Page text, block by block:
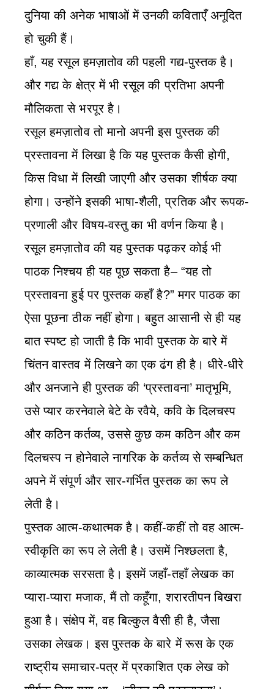
दुनिया की अनेक भाषाओं में उनकी कविताएँ अनूदित
हो चुकी हैं।
हाँ, यह रसूल हमज़ातोव की पहली गद्य-पुस्तक है।
और गद्य के क्षेत्र में भी रसूल की प्रतिभा अपनी
मौलिकता से भरपूर है।
रसूल हमज़ातोव तो मानो अपनी इस पुस्तक की
प्रस्तावना में लिखा है कि यह पुस्तक कैसी होगी,
किस विधा में लिखी जाएगी और उसका शीर्षक क्या
होगा। उन्होंने इसकी भाषा-शैली, प्रतिक और रूपक-
प्रणाली और विषय-वस्तु का भी वर्णन किया है।
रसूल हमज़ातोव की यह पुस्तक पढ़कर कोई भी
पाठक निश्‍चय ही यह पूछ सकता है– “यह तो
प्रस्तावना हुई पर पुस्तक कहाँ है?” मगर पाठक का
ऐसा पूछना ठीक नहीं होगा। बहुत आसानी से ही यह
बात स्पष्‍ट हो जाती है कि भावी पुस्तक के बारे में
चिंतन वास्तव में लिखने का एक ढंग ही है। धीरे-धीरे
और अनजाने ही पुस्तक की ‘प्रस्तावना’ मातृभूमि,
उसे प्यार करनेवाले बेटे के रवैये, कवि के दिलचस्प
और कठिन कर्तव्य, उससे कुछ कम कठिन और कम
दिलचस्प न होनेवाले नागरिक के कर्तव्य से सम्बन्धित
अपने में संपूर्ण और सार-गर्भित पुस्तक का रूप ले
लेती है।
पुस्तक आत्म-कथात्मक है। कहीं-कहीं तो वह आत्म-
स्वीकृति का रूप ले लेती है। उसमें निश्छलता है,
काव्यात्मक सरसता है। इसमें जहाँ-तहाँ लेखक का
प्यारा-प्यारा मजाक, मैं तो कहूँगा, शरारतीपन बिखरा
हुआ है। संक्षेप में, वह बिल्कुल वैसी ही है, जैसा
उसका लेखक। इस पुस्तक के बारे में रूस के एक
राष्ट्रीय समाचार-पत्र में प्रकाशित एक लेख को